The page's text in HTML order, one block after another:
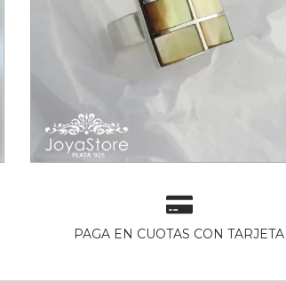
ANILLO DE PLATA Y NACAR
cuotas sin interés de
PAGA EN CUOTAS CON TARJETA